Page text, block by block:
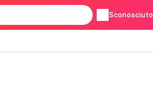
Sconosciuto